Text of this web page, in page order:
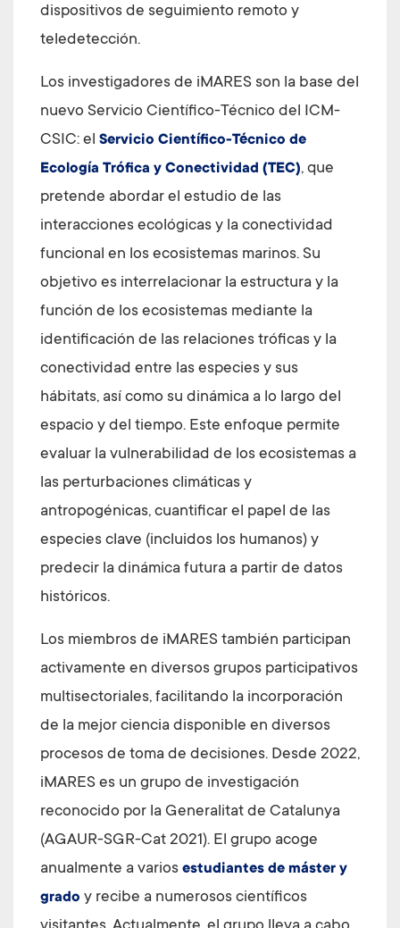
dispositivos de seguimiento remoto y
teledetección.
Los investigadores de iMARES son la base del
nuevo Servicio Científico-Técnico del ICM-
CSIC: el Servicio Científico-Técnico de
Ecología Trófica y Conectividad (TEC), que
pretende abordar el estudio de las
interacciones ecológicas y la conectividad
funcional en los ecosistemas marinos. Su
objetivo es interrelacionar la estructura y la
función de los ecosistemas mediante la
identificación de las relaciones tróficas y la
conectividad entre las especies y sus
hábitats, así como su dinámica a lo largo del
espacio y del tiempo. Este enfoque permite
evaluar la vulnerabilidad de los ecosistemas a
las perturbaciones climáticas y
antropogénicas, cuantificar el papel de las
especies clave (incluidos los humanos) y
predecir la dinámica futura a partir de datos
históricos.
Los miembros de iMARES también participan
activamente en diversos grupos participativos
multisectoriales, facilitando la incorporación
de la mejor ciencia disponible en diversos
procesos de toma de decisiones. Desde 2022,
iMARES es un grupo de investigación
reconocido por la Generalitat de Catalunya
(AGAUR-SGR-Cat 2021). El grupo acoge
anualmente a varios estudiantes de máster y
grado y recibe a numerosos científicos